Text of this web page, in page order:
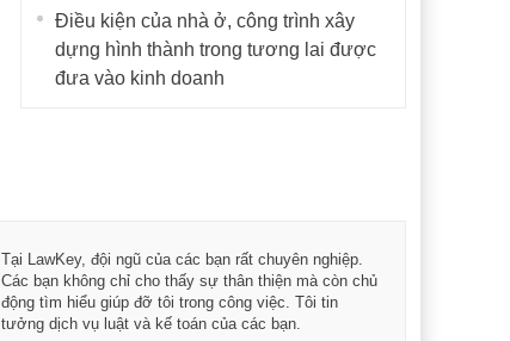
Điều kiện của nhà ở, công trình xây
dựng hình thành trong tương lai được
đưa vào kinh doanh
Tại LawKey, đội ngũ của các bạn rất chuyên nghiệp.
Các bạn không chỉ cho thấy sự thân thiện mà còn chủ
động tìm hiểu giúp đỡ tôi trong công việc. Tôi tin
tưởng dịch vụ luật và kế toán của các bạn.